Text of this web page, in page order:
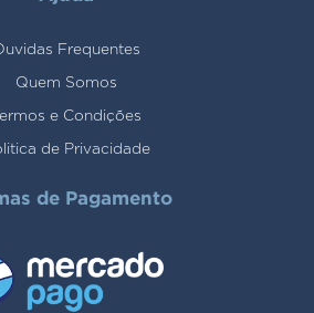
Frequentes
Quem Somos
e Condições
de Privacidade
de Pagamento